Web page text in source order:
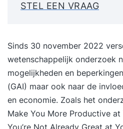
STEL EEN VRAAG
Sinds 30 november 2022
wetenschappelijk onderzoek
mogelijkheden en
(GAI) maar ook naar de
en economie. Zoals het
Make You More Productive at